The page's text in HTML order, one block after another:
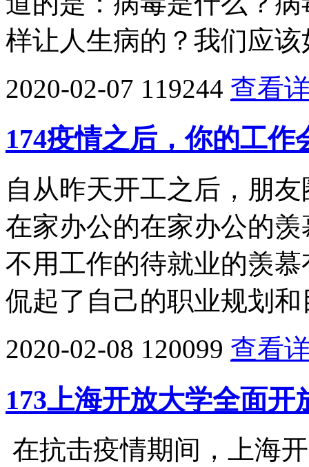
样让人生病的？我们应
2020-02-07 119244 查看
174疫情之后，你的工作
自从昨天开工之后，朋
在家办公的在家办公的
不用工作的待就业的羡
侃起了自己的职业规划和
2020-02-08 120099 查看
173上海开放大学全面
在抗击疫情期间，上海